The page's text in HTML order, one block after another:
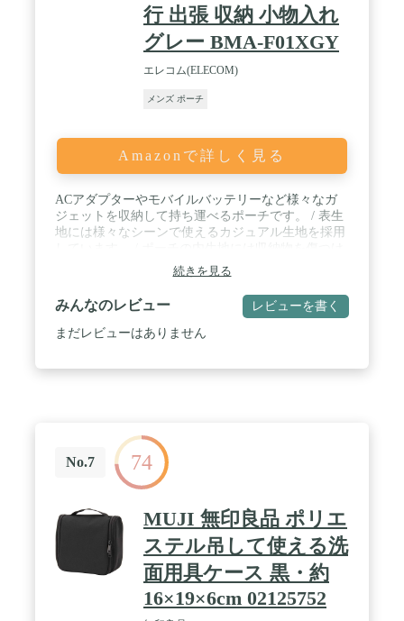
行 出張 収納 小物入れ
グレー BMA-F01XGY
エレコム(ELECOM)
メンズ ポーチ
Amazonで詳しく見る
ACアダプターやモバイルバッテリーなど様々なガ
ジェットを収納して持ち運べるポーチです。 / 表生
地には様々なシーンで使えるカジュアル生地を採用
にくい起毛素材を使用しています。 / 豊富な小分け
ポケットで収納物を細かく整理できます。 / 持ち運
びやカバンからの取り出しに便利な引き手ハンドル
がついています。
続きを見る
みんなのレビュー レビューを書く
まだレビューはありません
No.7 74
MUJI 無印良品 ポリエ
ステル吊して使える洗
面用具ケース 黒・約
16×19×6cm 02125752